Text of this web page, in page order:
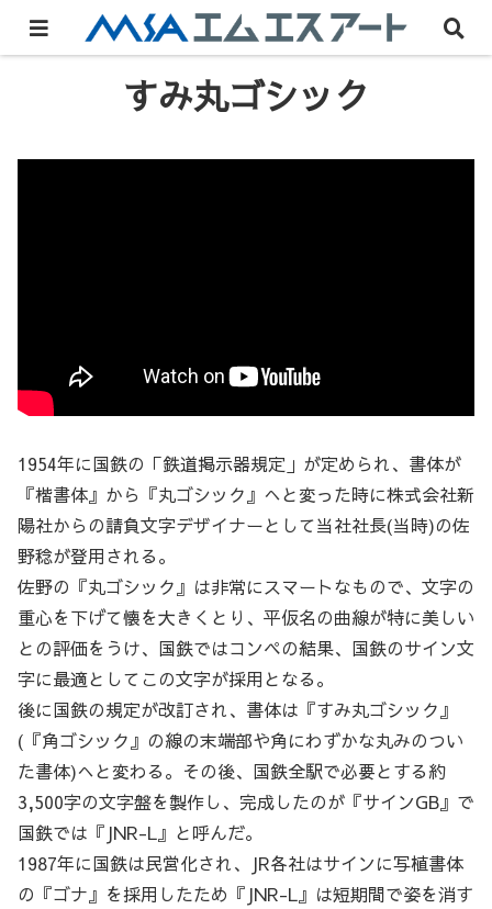
すみ丸ゴシック
1954年に国鉄の「鉄道掲示器規定」が定められ、書体が
『楷書体』から『丸ゴシック』へと変った時に株式会社新
陽社からの請負文字デザイナーとして当社社長(当時)の佐
野稔が登用される。
佐野の『丸ゴシック』は非常にスマートなもので、文字の
重心を下げて懐を大きくとり、平仮名の曲線が特に美しい
との評価をうけ、国鉄ではコンペの結果、国鉄のサイン文
字に最適としてこの文字が採用となる。
後に国鉄の規定が改訂され、書体は『すみ丸ゴシック』
(『角ゴシック』の線の末端部や角にわずかな丸みのつい
た書体)へと変わる。その後、国鉄全駅で必要とする約
3,500字の文字盤を製作し、完成したのが『サインGB』で
国鉄では『JNR-L』と呼んだ。
1987年に国鉄は民営化され、JR各社はサインに写植書体
の『ゴナ』を採用したため『JNR-L』は短期間で姿を消す